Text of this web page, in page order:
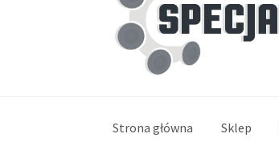
nawigacji
treści
Strona główna Sklep